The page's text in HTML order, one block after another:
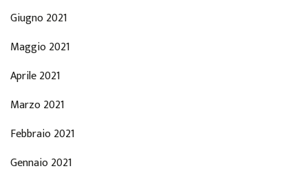
Giugno 2021
Maggio 2021
Aprile 2021
Marzo 2021
Febbraio 2021
Gennaio 2021